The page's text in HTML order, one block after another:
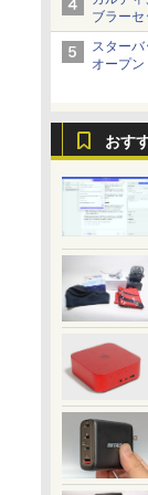
ブラー
当選無効
スターバ
オープン
おす